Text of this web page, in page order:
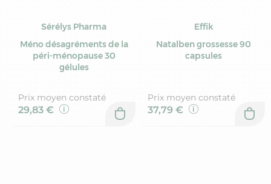
Sérélys Pharma
Méno désagréments de la
péri-ménopause 30
gélules
Prix moyen constaté
29,83 €
Effik
Natalben grossesse 90
capsules
Prix moyen constaté
37,79 €